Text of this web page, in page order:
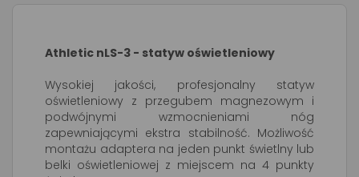
Athletic nLS-3 - statyw oświetleniowy
Wysokiej jakości, profesjonalny statyw
oświetleniowy z przegubem magnezowym i
podwójnymi wzmocnieniami nóg
zapewniającymi ekstra stabilność. Możliwość
montażu adaptera na jeden punkt świetlny lub
belki oświetleniowej z miejscem na 4 punkty